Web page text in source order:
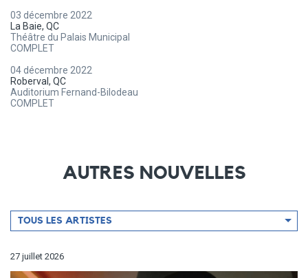
03 décembre 2022
La Baie, QC
Théâtre du Palais Municipal
COMPLET
04 décembre 2022
Roberval, QC
Auditorium Fernand-Bilodeau
COMPLET
AUTRES NOUVELLES
Filtrer
par
TOUS LES ARTISTES
27 juillet 2026